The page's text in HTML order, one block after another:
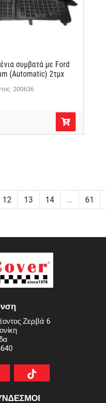
συμβατά με Ford
(Automatic) 2τμχ
200636
12 13 14 ... 61
Ζερβά 6